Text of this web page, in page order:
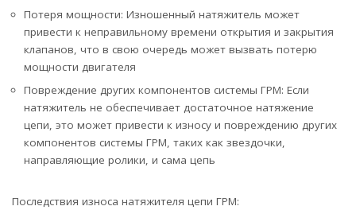
Потеря мощности: Изношенный натяжитель может
привести к неправильному времени открытия и закрытия
клапанов, что в свою очередь может вызвать потерю
мощности двигателя
Повреждение других компонентов системы ГРМ: Если
натяжитель не обеспечивает достаточное натяжение
цепи, это может привести к износу и повреждению других
компонентов системы ГРМ, таких как звездочки,
направляющие ролики, и сама цепь
Последствия износа натяжителя цепи ГРМ: